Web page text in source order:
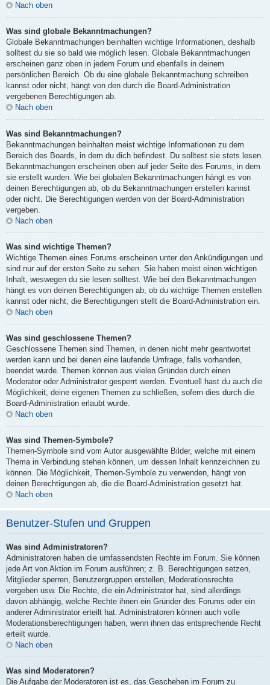
Nach oben
Was sind globale Bekanntmachungen?
Globale Bekanntmachungen beinhalten wichtige Informationen, deshalb
solltest du sie so bald wie möglich lesen. Globale Bekanntmachungen
erscheinen ganz oben in jedem Forum und ebenfalls in deinem
persönlichen Bereich. Ob du eine globale Bekanntmachung schreiben
kannst oder nicht, hängt von den durch die Board-Administration
vergebenen Berechtigungen ab.
Nach oben
Was sind Bekanntmachungen?
Bekanntmachungen beinhalten meist wichtige Informationen zu dem
Bereich des Boards, in dem du dich befindest. Du solltest sie stets lesen.
Bekanntmachungen erscheinen oben auf jeder Seite des Forums, in dem
sie erstellt wurden. Wie bei globalen Bekanntmachungen hängt es von
deinen Berechtigungen ab, ob du Bekanntmachungen erstellen kannst
oder nicht. Die Berechtigungen werden von der Board-Administration
vergeben.
Nach oben
Was sind wichtige Themen?
Wichtige Themen eines Forums erscheinen unter den Ankündigungen und
sind nur auf der ersten Seite zu sehen. Sie haben meist einen wichtigen
Inhalt, weswegen du sie lesen solltest. Wie bei den Bekanntmachungen
hängt es von deinen Berechtigungen ab, ob du wichtige Themen erstellen
kannst oder nicht; die Berechtigungen stellt die Board-Administration ein.
Nach oben
Was sind geschlossene Themen?
Geschlossene Themen sind Themen, in denen nicht mehr geantwortet
werden kann und bei denen eine laufende Umfrage, falls vorhanden,
beendet wurde. Themen können aus vielen Gründen durch einen
Moderator oder Administrator gesperrt werden. Eventuell hast du auch die
Möglichkeit, deine eigenen Themen zu schließen, sofern dies durch die
Board-Administration erlaubt wurde.
Nach oben
Was sind Themen-Symbole?
Themen-Symbole sind vom Autor ausgewählte Bilder, welche mit einem
Thema in Verbindung stehen können, um dessen Inhalt kennzeichnen zu
können. Die Möglichkeit, Themen-Symbole zu verwenden, hängt von
deinen Berechtigungen ab, die die Board-Administration gesetzt hat.
Nach oben
Benutzer-Stufen und Gruppen
Was sind Administratoren?
Administratoren haben die umfassendsten Rechte im Forum. Sie können
jede Art von Aktion im Forum ausführen; z. B. Berechtigungen setzen,
Mitglieder sperren, Benutzergruppen erstellen, Moderationsrechte
vergeben usw. Die Rechte, die ein Administrator hat, sind allerdings
davon abhängig, welche Rechte ihnen ein Gründer des Forums oder ein
anderer Administrator erteilt hat. Administratoren können auch volle
Moderationsberechtigungen haben, wenn ihnen das entsprechende Recht
erteilt wurde.
Nach oben
Was sind Moderatoren?
Die Aufgabe der Moderatoren ist es, das Geschehen im Forum zu